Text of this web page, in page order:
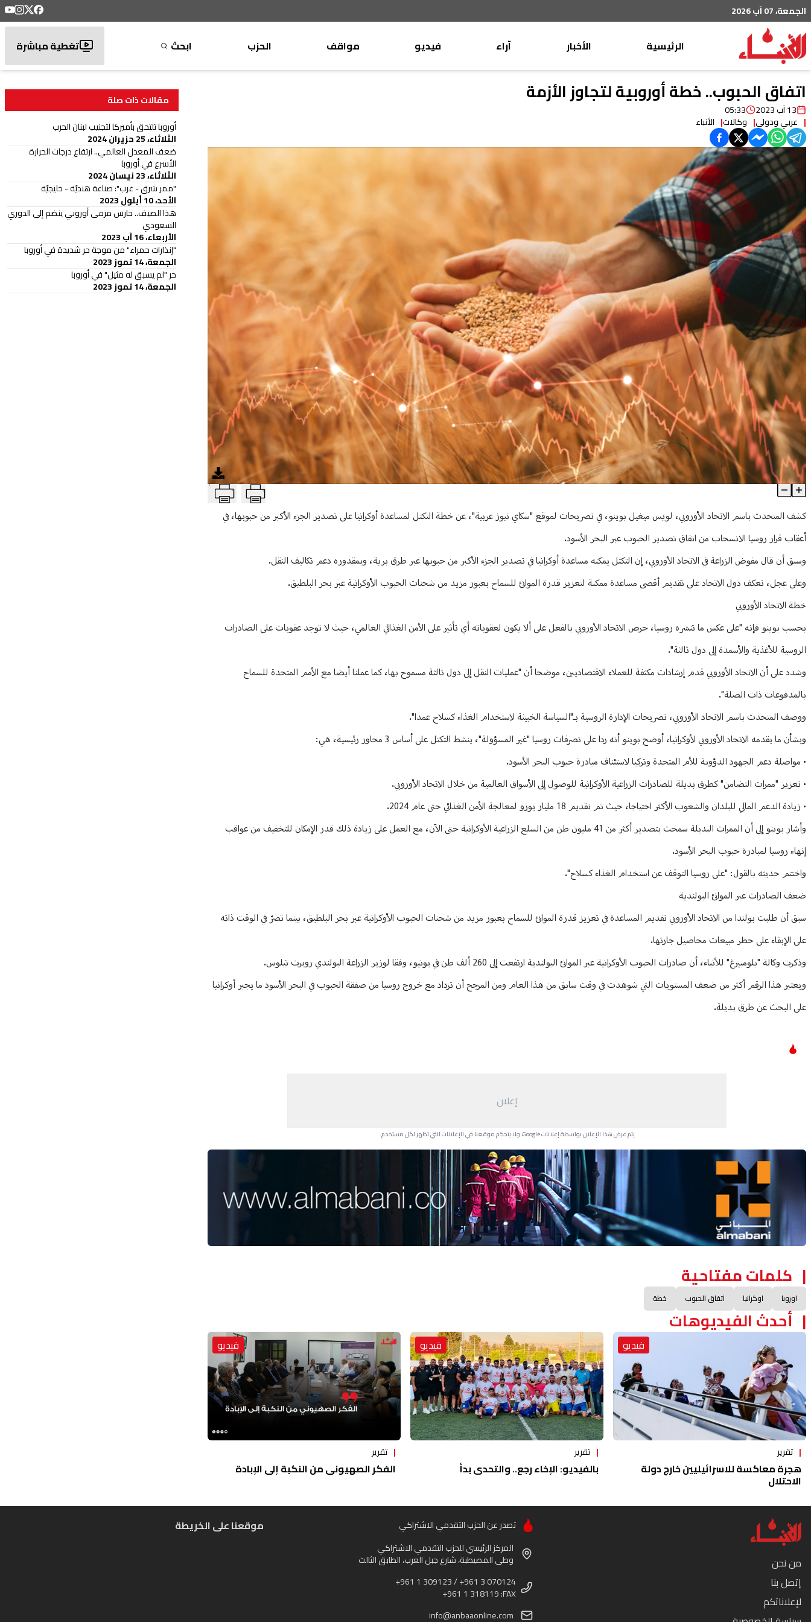
الجمعة، 07 آب 2026
الرئيسية
الأخبار
محليات
عربي دولي
خاص
رياضة
من لبنان
ثقافة ومجتمع
منوعات
آراء
منبر
مختارات
صحافة
أجنبية
القرّاء
فيديو مواقف الحزب ابحث تغطية مباشرة
اتفاق الحبوب.. خطة أوروبية لتجاوز الأزمة
13 آب 2023 05:33
عربي ودولي وكالات الأنباء
اتفاق الحبوب.. خطة أوروبية لتجاوز الأزمة T
Article Content
كشف المتحدث باسم الاتحاد الأوروبي، لويس ميغيل بوينو، في تصريحات لموقع "سكاي نيوز عربية"، عن خطة التكتل لمساعدة أوكرانيا على تصدير الجزء الأكبر من حبوبها، في
أعقاب قرار روسيا الانسحاب من اتفاق تصدير الحبوب عبر البحر الأسود.
وسبق أن قال مفوض الزراعة في الاتحاد الأوروبي، إن التكتل يمكنه مساعدة أوكرانيا في تصدير الجزء الأكبر من حبوبها عبر طرق برية، وبمقدوره دعم تكاليف النقل.
وعلى عجل، تعكف دول الاتحاد على تقديم أقصى مساعدة ممكنة لتعزيز قدرة الموانئ للسماح بعبور مزيد من شحنات الحبوب الأوكرانية عبر بحر البلطيق.
خطة الاتحاد الأوروبي
بحسب بوينو فإنه "على عكس ما تنشره روسيا، حرص الاتحاد الأوروبي بالفعل على ألا يكون لعقوباته أي تأثير على الأمن الغذائي العالمي، حيث لا توجد عقوبات على الصادرات
الروسية للأغذية والأسمدة إلى دول ثالثة".
وشدد على أن الاتحاد الأوروبي قدم إرشادات مكثفة للعملاء الاقتصاديين، موضحا أن "عمليات النقل إلى دول ثالثة مسموح بها، كما عملنا أيضا مع الأمم المتحدة للسماح
بالمدفوعات ذات الصلة".
ووصف المتحدث باسم الاتحاد الأوروبي، تصريحات الإدارة الروسية بـ"السياسة الخبيثة لاستخدام الغذاء كسلاح عمدا".
وبشأن ما يقدمه الاتحاد الأوروبي لأوكرانيا، أوضح بوينو أنه ردا على تصرفات روسيا "غير المسؤولة"، ينشط التكتل على أساس 3 محاور رئيسية، هي:
• مواصلة دعم الجهود الدؤوبة للأم المتحدة وتركيا لاستئناف مبادرة حبوب البحر الأسود.
• تعزيز "ممرات التضامن" كطرق بديلة للصادرات الزراعية الأوكرانية للوصول إلى الأسواق العالمية من خلال الاتحاد الأوروبي.
• زيادة الدعم المالي للبلدان والشعوب الأكثر احتياجا، حيث تم تقديم 18 مليار يورو لمعالجة الأمن الغذائي حتى عام 2024.
وأشار بوينو إلى أن الممرات البديلة سمحت بتصدير أكثر من 41 مليون طن من السلع الزراعية الأوكرانية حتى الآن، مع العمل على زيادة ذلك قدر الإمكان للتخفيف من عواقب
إنهاء روسيا لمبادرة حبوب البحر الأسود.
واختتم حديثه بالقول: "على روسيا التوقف عن استخدام الغذاء كسلاح".
ضعف الصادرات عبر الموانئ البولندية
سبق أن طلبت بولندا من الاتحاد الأوروبي تقديم المساعدة في تعزيز قدرة الموانئ للسماح بعبور مزيد من شحنات الحبوب الأوكرانية عبر بحر البلطيق، بينما تصرّ في الوقت ذاته
على الإبقاء على حظر مبيعات محاصيل جارتها.
وذكرت وكالة "بلومبيرغ" للأنباء، أن صادرات الحبوب الأوكرانية عبر الموانئ البولندية ارتفعت إلى 260 ألف طن في يونيو، وفقا لوزير الزراعة البولندي روبرت تيلوس.
ويعتبر هذا الرقم أكثر من ضعف المستويات التي شوهدت في وقت سابق من هذا العام ومن المرجح أن تزداد مع خروج روسيا من صفقة الحبوب في البحر الأسود ما يجبر أوكرانيا
على البحث عن طرق بديلة.
إعلان
يتم عرض هذا الإعلان بواسطة إعلانات Google، ولا يتحكم موقعنا في الإعلانات التي تظهر لكل مستخدم.
Advertisement Section
كلمات مفتاحية
اوروبا اوكرانيا اتفاق الحبوب خطة
أحدث الفيديوهات
فيديو
تقرير
هجرة معاكسة للاسرائيليين خارج دولة
الاحتلال
فيديو
تقرير
بالفيديو: الإخاء رجع.. والتحدي بدأ
فيديو
تقرير
الفكر الصهيوني من النكبة إلى الإبادة
مقالات ذات صلة
أوروبا تلتحق بأميركا لتجنيب لبنان الحرب
الثلاثاء، 25 حزيران 2024
ضعف المعدل العالمي.. ارتفاع درجات الحرارة
الأسرع في أوروبا
الثلاثاء، 23 نيسان 2024
"ممر شرق - غرب": صناعة هنديّة - خليجيّة
الأحد، 10 أيلول 2023
هذا الصيف.. حارس مرمى أوروبي ينضم إلى الدوري
السعودي
الأربعاء، 16 آب 2023
"إنذارات حمراء" من موجة حر شديدة في أوروبا
الجمعة، 14 تموز 2023
حر "لم يسبق له مثيل" في أوروبا
الجمعة، 14 تموز 2023
من نحن
إتصل بنا
لإعلاناتكم
تصدر عن الحزب التقدمي الاشتراكي
المركز الرئيسي للحزب التقدمي الاشتراكي
وطى المصيطبة، شارع جبل العرب، الطابق الثالث
+961 1 309123 / +961 3 070124
+961 1 318119 :FAX
info@anbaaonline.com
موقعنا على الخريطة